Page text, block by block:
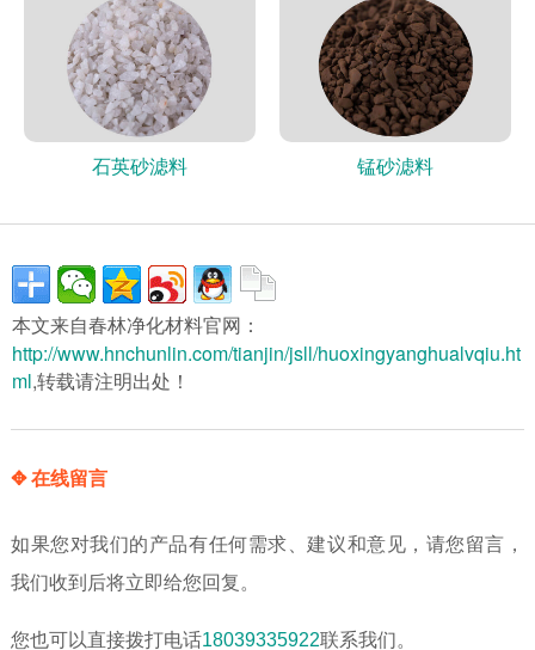
石英砂滤料 锰砂滤料
本文来自春林净化材料官网：
http://www.hnchunlin.com/tianjin/jsll/huoxingyanghualvqiu.ht
ml,转载请注明出处！
✥ 在线留言
如果您对我们的产品有任何需求、建议和意见，请您留言，
我们收到后将立即给您回复。
您也可以直接拨打电话18039335922联系我们。